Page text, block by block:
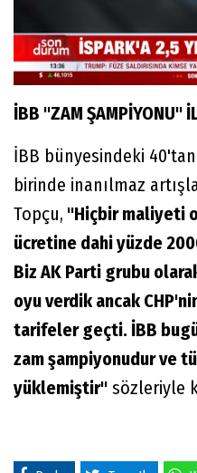
İBB "ZAM ŞAMPİYONU"
İBB bünyesindeki
birinde inanılmaz
Topçu, "Hiçbir maliyeti
ücretine dahi yüzde
Biz AK Parti grubu
oyu verdik ancak
tarifeler geçti. İBB
zam şampiyonudur ve
yüklemiştir" sözleriyle